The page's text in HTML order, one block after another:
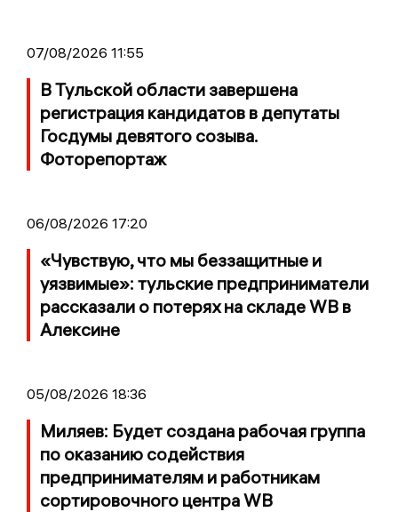
07/08/2026 11:55
В Тульской области завершена
регистрация кандидатов в депутаты
Госдумы девятого созыва.
Фоторепортаж
06/08/2026 17:20
«Чувствую, что мы беззащитные и
уязвимые»: тульские предприниматели
рассказали о потерях на складе WB в
Алексине
05/08/2026 18:36
Миляев: Будет создана рабочая группа
по оказанию содействия
предпринимателям и работникам
сортировочного центра WB